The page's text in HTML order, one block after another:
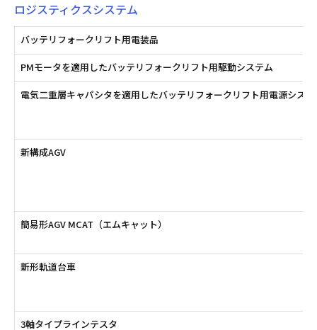
ロジスティクスシステム
バッテリフォークリフト用電装品
PMモータを適用したバッテリフォークリフト用駆動システム
電気二重層キャパシタを適用したバッテリフォークリフト用電源システ
新構成AGV
簡易形AGV MCAT（エムキャット）
新形軌道台車
3軸タイプラインテスタ